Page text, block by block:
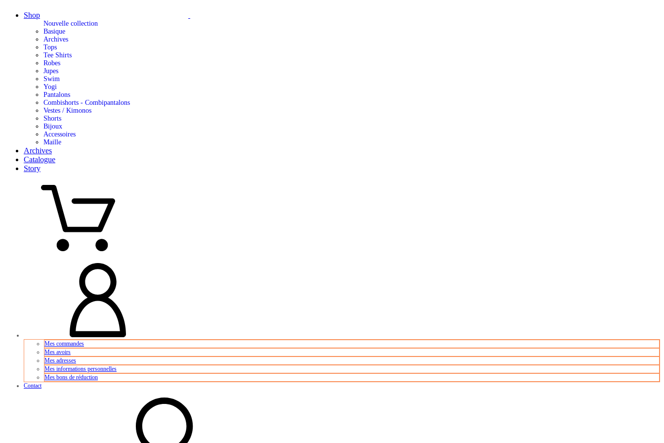
Shop
Nouvelle collection
Basique
Archives
Tops
Tee Shirts
Robes
Jupes
Swim
Yogi
Pantalons
Combishorts - Combipantalons
Vestes / Kimonos
Shorts
Bijoux
Accessoires
Maille
Archives
Catalogue
Story
Mes commandes
Mes avoirs
Mes adresses
Mes informations personnelles
Mes bons de réduction
Contact